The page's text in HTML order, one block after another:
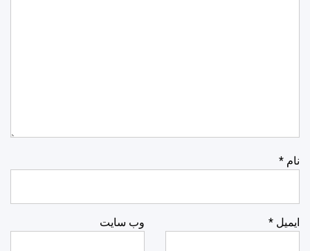
نام *
ایمیل * وب‌ سایت